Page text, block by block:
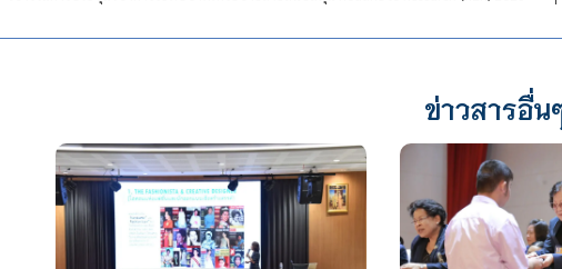
ข่าวสารอื่น